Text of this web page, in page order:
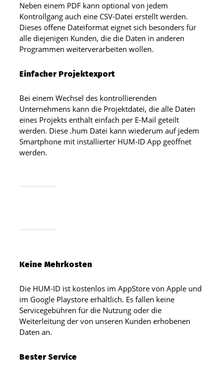
Neben einem PDF kann optional von jedem
Kontrollgang auch eine CSV-Datei erstellt werden.
Dieses offene Dateiformat eignet sich besonders für
alle diejenigen Kunden, die die Daten in anderen
Programmen weiterverarbeiten wollen.
Einfacher Projektexport
Bei einem Wechsel des kontrollierenden
Unternehmens kann die Projektdatei, die alle Daten
eines Projekts enthält einfach per E-Mail geteilt
werden. Diese .hum Datei kann wiederum auf jedem
Smartphone mit installierter HUM-ID App geöffnet
werden.
Keine Mehrkosten
Die HUM-ID ist kostenlos im AppStore von Apple und
im Google Playstore erhältlich. Es fallen keine
Servicegebühren für die Nutzung oder die
Weiterleitung der von unseren Kunden erhobenen
Daten an.
Bester Service